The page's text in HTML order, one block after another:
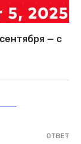
— с
ОТВЕТ